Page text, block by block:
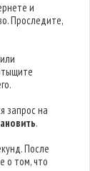
и
Проследите,
запрос на
.
После
о том, что